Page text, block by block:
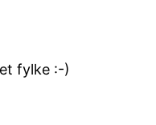
fylke :-)